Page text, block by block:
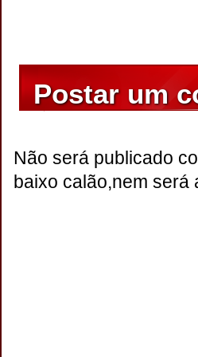
Postar um
Não será publicado
baixo calão,nem será